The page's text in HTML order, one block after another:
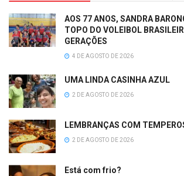
AOS 77 ANOS, SANDRA
TOPO DO VOLEIBOL
GERAÇÕES
4 DE AGOSTO DE 2026
UMA LINDA CASINHA AZUL
2 DE AGOSTO DE 2026
LEMBRANÇAS COM
2 DE AGOSTO DE 2026
Está com frio?